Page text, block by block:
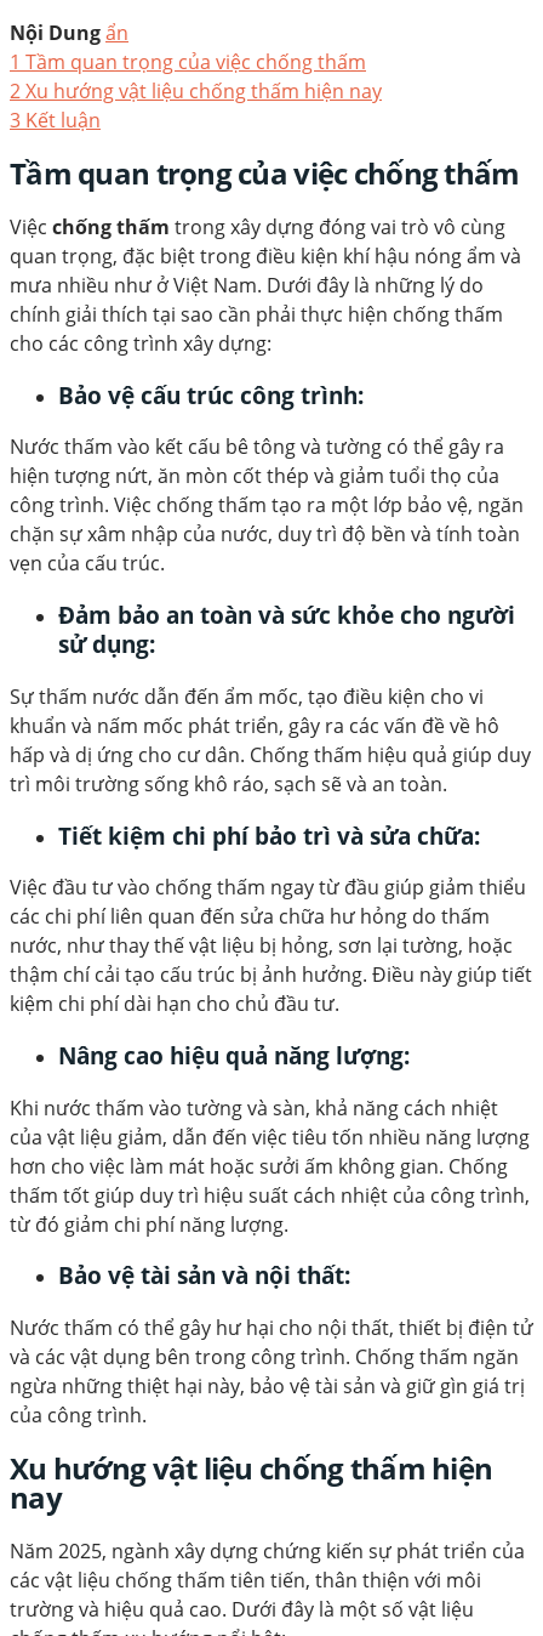
Nội Dungẩn
1 Tầm quan trọng của việc chống thấm
2Xu hướng vật liệu chống thấm hiện nay
3 Kết luận
Tầm quan trọng của việc chống thấm
Việc chống thấm trong xây dựng đóng vai trò vô cùng
quan trọng, đặc biệt trong điều kiện khí hậu nóng ẩm và
mưa nhiều như ở Việt Nam. Dưới đây là những lý do
chính giải thích tại sao cần phải thực hiện chống thấm
cho các công trình xây dựng:
Bảo vệ cấu trúc công trình:
Nước thấm vào kết cấu bê tông và tường có thể gây ra
hiện tượng nứt, ăn mòn cốt thép và giảm tuổi thọ của
công trình. Việc chống thấm tạo ra một lớp bảo vệ, ngăn
chặn sự xâm nhập của nước, duy trì độ bền và tính toàn
vẹn của cấu trúc.
Đảm bảo an toàn và sức khỏe cho người
sử dụng:
Sự thấm nước dẫn đến ẩm mốc, tạo điều kiện cho vi
khuẩn và nấm mốc phát triển, gây ra các vấn đề về hô
hấp và dị ứng cho cư dân. Chống thấm hiệu quả giúp duy
trì môi trường sống khô ráo, sạch sẽ và an toàn.
Tiết kiệm chi phí bảo trì và sửa chữa:
Việc đầu tư vào chống thấm ngay từ đầu giúp giảm thiểu
các chi phí liên quan đến sửa chữa hư hỏng do thấm
nước, như thay thế vật liệu bị hỏng, sơn lại tường, hoặc
thậm chí cải tạo cấu trúc bị ảnh hưởng. Điều này giúp tiết
kiệm chi phí dài hạn cho chủ đầu tư.
Nâng cao hiệu quả năng lượng:
Khi nước thấm vào tường và sàn, khả năng cách nhiệt
của vật liệu giảm, dẫn đến việc tiêu tốn nhiều năng lượng
hơn cho việc làm mát hoặc sưởi ấm không gian. Chống
thấm tốt giúp duy trì hiệu suất cách nhiệt của công trình,
từ đó giảm chi phí năng lượng.
Bảo vệ tài sản và nội thất:
Nước thấm có thể gây hư hại cho nội thất, thiết bị điện tử
và các vật dụng bên trong công trình. Chống thấm ngăn
ngừa những thiệt hại này, bảo vệ tài sản và giữ gìn giá trị
của công trình.
Xu hướng vật liệu chống thấm hiện
nay
Năm 2025, ngành xây dựng chứng kiến sự phát triển của
các vật liệu chống thấm tiên tiến, thân thiện với môi
trường và hiệu quả cao. Dưới đây là một số vật liệu